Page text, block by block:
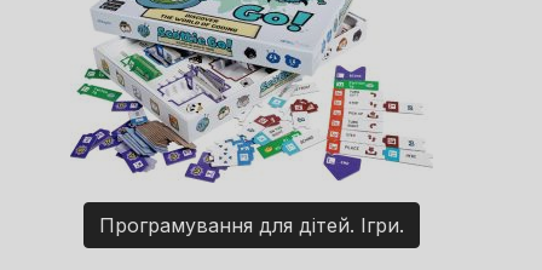
Програмування для дітей. Ігри.